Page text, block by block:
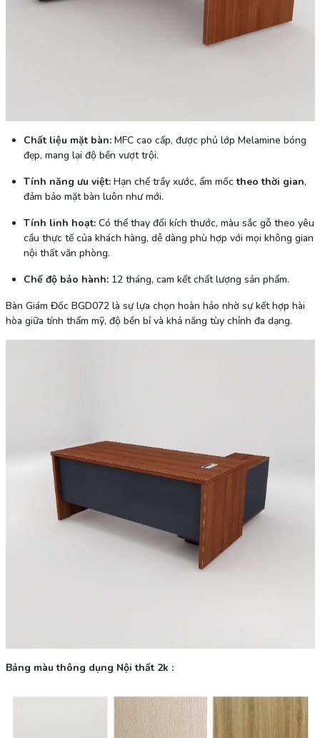
Chất liệu mặt bàn:MFC cao cấp, được phủ lớp Melamine bóng
đẹp, mang lại độ bền vượt trội.
Tính năng ưu việt:Hạn chế trầy xước, ẩm mốctheo thời gian,
đảm bảo mặt bàn luôn như mới.
Tính linh hoạt:Có thể thay đổi kích thước, màu sắc gỗ theo yêu
cầu thực tế của khách hàng, dễ dàng phù hợp với mọi không gian
nội thất văn phòng.
Chế độ bảo hành:12 tháng, cam kết chất lượng sản phẩm.
Bàn Giám Đốc BGD072 là sự lựa chọn hoàn hảo nhờ sự kết hợp hài
hòa giữa tính thẩm mỹ, độ bền bỉ và khả năng tùy chỉnh đa dạng.
Bảng màu thông dụng Nội thất 2k :